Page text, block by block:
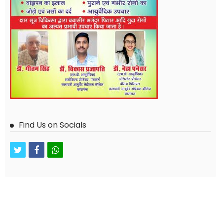
Find Us on Socials
twitterfacebookwhatsapp